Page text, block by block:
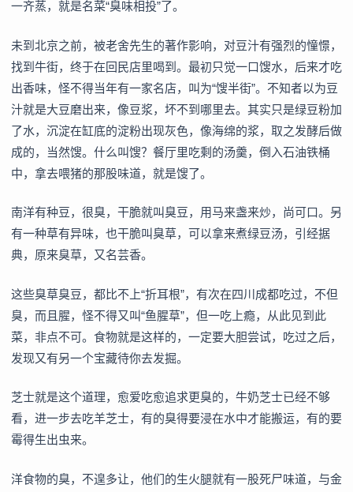
一齐蒸，就是名菜“臭味相投”了。
未到北京之前，被老舍先生的著作影响，对豆汁有强烈的憧憬，
找到牛街，终于在回民店里喝到。最初只觉一口馊水，后来才吃
出香味，怪不得当年有一家名店，叫为“馊半街”。不知者以为豆
汁就是大豆磨出来，像豆浆，坏不到哪里去。其实只是绿豆粉加
了水，沉淀在缸底的淀粉出现灰色，像海绵的浆，取之发酵后做
成的，当然馊。什么叫馊？餐厅里吃剩的汤羹，倒入石油铁桶
中，拿去喂猪的那股味道，就是馊了。
南洋有种豆，很臭，干脆就叫臭豆，用马来盏来炒，尚可口。另
有一种草有异味，也干脆叫臭草，可以拿来煮绿豆汤，引经据
典，原来臭草，又名芸香。
这些臭草臭豆，都比不上“折耳根”，有次在四川成都吃过，不但
臭，而且腥，怪不得又叫“鱼腥草”，但一吃上瘾，从此见到此
菜，非点不可。食物就是这样的，一定要大胆尝试，吃过之后，
发现又有另一个宝藏待你去发掘。
芝士就是这个道理，愈爱吃愈追求更臭的，牛奶芝士已经不够
看，进一步去吃羊芝士，有的臭得要浸在水中才能搬运，有的要
霉得生出虫来。
洋食物的臭，不遑多让，他们的生火腿就有一股死尸味道，与金